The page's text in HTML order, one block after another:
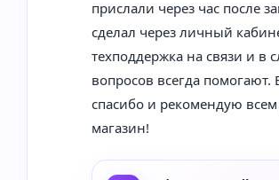
прислали через час после
сделал через личный
техподдержка на связи и в
вопросов всегда
спасибо и рекомендую
магазин!